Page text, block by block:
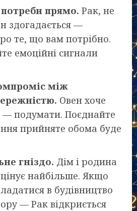
потреби прямо. Рак, не
здогадається —
те, що вам потрібно.
емоційні сигнали
між
Овен хоче
— подумати. Поєднайте
прийняте обома буде
гніздо. Дім і родина
найбільше. Якщо
в будівництво
— Рак відкриється